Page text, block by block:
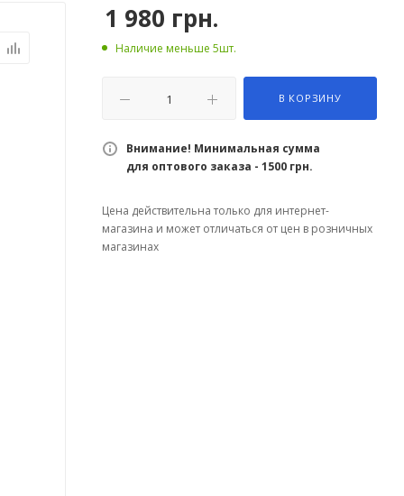
1 980 грн.
Наличие меньше 5шт.
В КОРЗИНУ
Внимание! Минимальная сумма
для оптового заказа - 1500 грн.
Цена действительна только для интернет-
магазина и может отличаться от цен в розничных
магазинах